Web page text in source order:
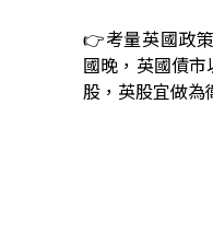
👉考量英國政
國晚，英國債
股，英股宜做為